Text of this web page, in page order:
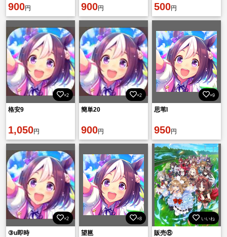
900円 900円
+SSR20-50体+SSR確
定券3枚+3星チケット1
500円
×2
格安9
1,050円
×2
簡単20
900円
×9
思苇I
950円
×2
③u即時
×8
望邕
いいね
販売⑧